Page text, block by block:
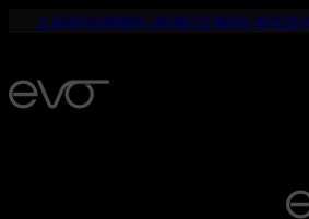
☀️ DEIN SOMMER. DEINE FITNESS. NUR